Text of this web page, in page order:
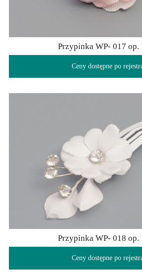
Przypinka WP- 017 op.
Ceny dostępne po
Przypinka WP- 018 op.
Ceny dostępne po